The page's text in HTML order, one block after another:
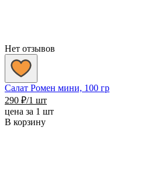
Нет отзывов
Салат Ромен мини, 100 гр
290 ₽/1 шт
цена за 1 шт
В корзину